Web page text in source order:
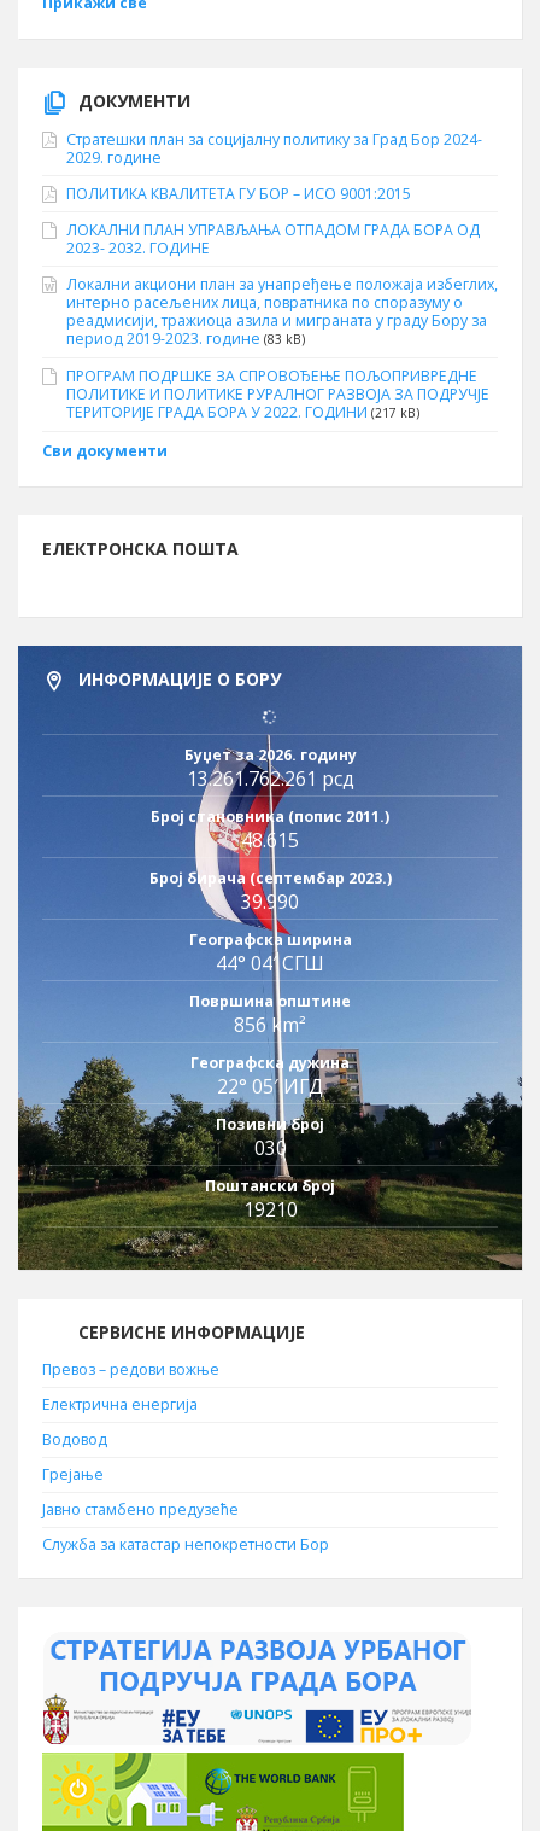
ДОКУМЕНТИ
Стратешки план за социјалну политику за Град Бор 2024-
2029. године
ПОЛИТИКА КВАЛИТЕТА ГУ БОР – ИСО 9001:2015
ЛОКАЛНИ ПЛАН УПРАВЉАЊА ОТПАДОМ ГРАДА БОРА ОД
2023- 2032. ГОДИНЕ
Локални акциони план за унапређење положаја избеглих,
интерно расељених лица, повратника по споразуму о
реадмисији, тражиоца азила и миграната у граду Бору за
период 2019-2023. године (83 kB)
ПРОГРАМ ПОДРШКЕ ЗА СПРОВОЂЕЊЕ ПОЉОПРИВРЕДНЕ
ПОЛИТИКЕ И ПОЛИТИКЕ РУРАЛНОГ РАЗВОЈА ЗА ПОДРУЧЈЕ
ТЕРИТОРИЈЕ ГРАДА БОРА У 2022. ГОДИНИ (217 kB)
Сви документи
ЕЛЕКТРОНСКА ПОШТА
ИНФОРМАЦИЈЕ О БОРУ
Буџет за 2026. годину
13.261.762.261 рсд
Број становника (попис 2011.)
48.615
Број бирача (септембар 2023.)
39.990
Географска ширина
44° 04′ СГШ
Површина општине
856 km²
Географска дужина
22° 05′ ИГД
Позивни број
030
Поштански број
19210
СЕРВИСНЕ ИНФОРМАЦИЈЕ
Превоз – редови вожње
Електрична енергија
Водовод
Грејање
Јавно стамбено предузеће
Служба за катастар непокретности Бор